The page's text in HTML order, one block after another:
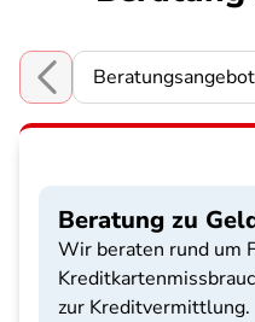
Choose a section
Beratung zu
Wir beraten rund um
zur Kreditvermittlung.